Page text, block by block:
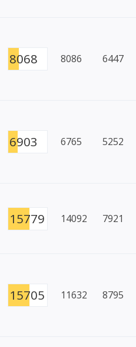
8068 8086 6447
6903 6765 5252
15779 14092 7921
15705 11632 8795